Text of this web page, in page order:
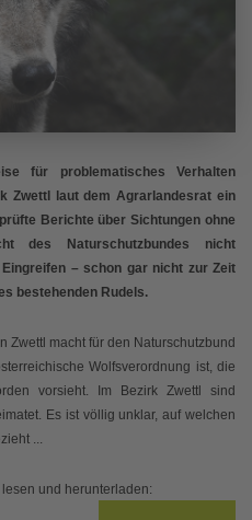
für problematisches Verhalten
Zwettl laut dem Agrarlandesrat ein
Berichte über Sichtungen ohne
des Naturschutzbundes nicht
– schon gar nicht zur Zeit
bestehenden Rudels.
Zwettl macht für den Naturschutzbund
Wolfsverordnung ist, die
vorsieht. Im Bezirk Zwettl sind
Es ist völlig unklar, auf welchen
...
und herunterladen: